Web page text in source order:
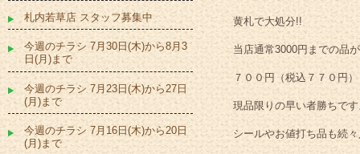
黄札で大処分!!
当店通常3000円までの品が
７００円（税込７７０円）
現品限りの早い者勝ちで
シールやお値打ち品も続
札内若草店 スタッフ募集中
今週のチラシ 7月30日(木)から8月3
日(月)まで
今週のチラシ 7月23日(木)から27日
(月)まで
今週のチラシ 7月16日(木)から20日
(月)まで